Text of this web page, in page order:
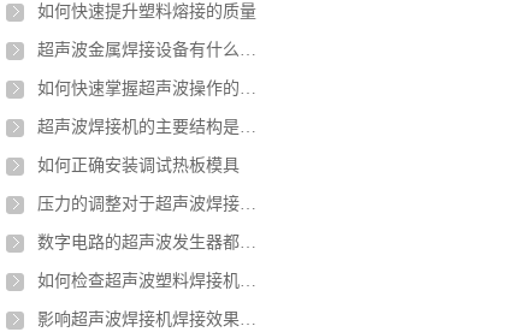
如何快速提升塑料熔接的质量
超声波金属焊接设备有什么优点
如何快速掌握超声波操作的技巧
超声波焊接机的主要结构是什么
如何正确安装调试热板模具
压力的调整对于超声波焊接有什么不同的影响
数字电路的超声波发生器都具有哪些优势
如何检查超声波塑料焊接机质量是否合格
影响超声波焊接机焊接效果的因素有哪些